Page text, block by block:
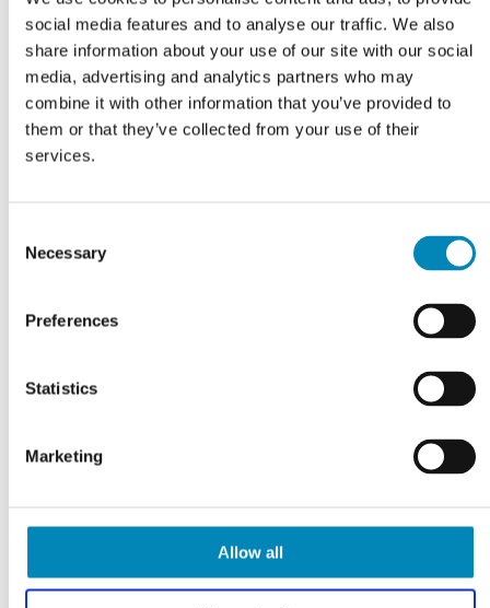
social media features and to analyse our traffic. We also
share information about your use of our site with our social
media, advertising and analytics partners who may
combine it with other information that you’ve provided to
them or that they’ve collected from your use of their
services.
Selection
Necessary
Preferences
Statistics
Marketing
Allow all
43,8 cm Mørkolieret Just
På fjernlager